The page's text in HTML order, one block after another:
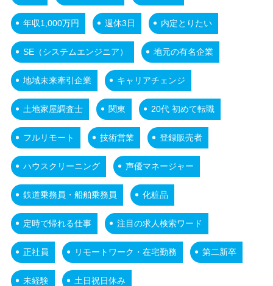
年収1,000万円 週休3日 内定とりたい
SE（システムエンジニア） 地元の有名企業
地域未来牽引企業 キャリアチェンジ
土地家屋調査士 関東 20代 初めて転職
フルリモート 技術営業 登録販売者
ハウスクリーニング 声優マネージャー
鉄道乗務員・船舶乗務員 化粧品
定時で帰れる仕事 注目の求人検索ワード
正社員 リモートワーク・在宅勤務 第二新卒
未経験 土日祝日休み